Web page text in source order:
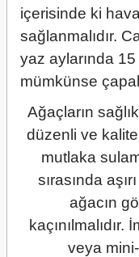
içerisinde ki
sağlanmalıdır.
yaz aylarında
mümkünse
Ağaçların
düzenli ve
mutlaka
sırasında
ağacın
veya